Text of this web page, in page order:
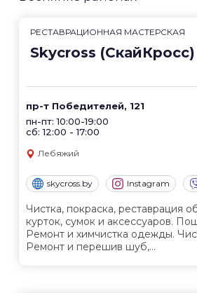
РЕСТАВРАЦИОННАЯ МАСТЕРСКАЯ
Skycross (СкайКросс)
пр-т Победителей, 121
пн-пт: 10:00-19:00
сб: 12:00 - 17:00
Лебяжий
skycross.by Instagram
Чистка, покраска, реставрация
курток, сумок и аксессуаров.
Ремонт и химчистка одежды.
Ремонт и перешив шуб,...